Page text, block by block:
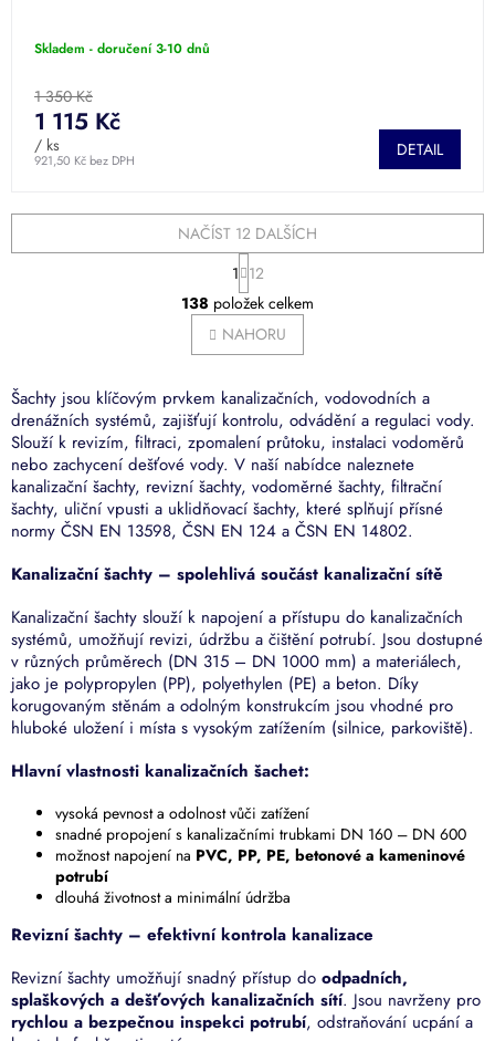
Skladem - doručení 3-10 dnů
1 350 Kč
921,50 Kč bez DPH
1 115 Kč
/ ks DETAIL
O
v
l
á
a
c
í
p
r
v
k
y
v
ý
p
i
s
u
NAČÍST 12 DALŠÍCH
S
t
r
á
n
k
v
á
n
í
1 12
138 položek celkem
NAHORU
Šachty jsou klíčovým prvkem kanalizačních, vodovodních a
drenážních systémů, zajišťují kontrolu, odvádění a regulaci vody.
Slouží k revizím, filtraci, zpomalení průtoku, instalaci vodoměrů
nebo zachycení dešťové vody. V naší nabídce naleznete
kanalizační šachty, revizní šachty, vodoměrné šachty, filtrační
šachty, uliční vpusti a uklidňovací šachty, které splňují přísné
normy ČSN EN 13598, ČSN EN 124 a ČSN EN 14802.
Kanalizační šachty – spolehlivá součást kanalizační sítě
Kanalizační šachty slouží k napojení a přístupu do kanalizačních
systémů, umožňují revizi, údržbu a čištění potrubí. Jsou dostupné
v různých průměrech (DN 315 – DN 1000 mm) a materiálech,
jako je polypropylen (PP), polyethylen (PE) a beton. Díky
korugovaným stěnám a odolným konstrukcím jsou vhodné pro
hluboké uložení i místa s vysokým zatížením (silnice, parkoviště).
Hlavní vlastnosti kanalizačních šachet:
vysoká pevnost a odolnost vůči zatížení
snadné propojení s kanalizačními trubkami DN 160 – DN 600
možnost napojení na PVC, PP, PE, betonové a kameninové
potrubí
dlouhá životnost a minimální údržba
Revizní šachty – efektivní kontrola kanalizace
Revizní šachty umožňují snadný přístup do odpadních,
splaškových a dešťových kanalizačních sítí. Jsou navrženy pro
rychlou a bezpečnou inspekci potrubí, odstraňování ucpání a